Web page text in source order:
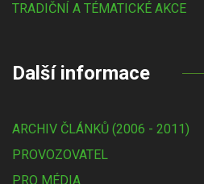
TRADIČNÍ A TÉMATICKÉ AKCE
Další informace
ARCHIV ČLÁNKŮ (2006 - 2011)
PROVOZOVATEL
PRO MÉDIA